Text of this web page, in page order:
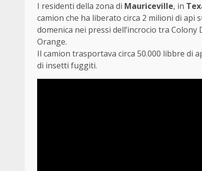
I residenti della zona di Mauriceville, in
camion che ha liberato circa 2 milioni di api
domenica nei pressi dell’incrocio tra
Orange.
Il camion trasportava circa 50.000 libbre di
di insetti fuggiti.